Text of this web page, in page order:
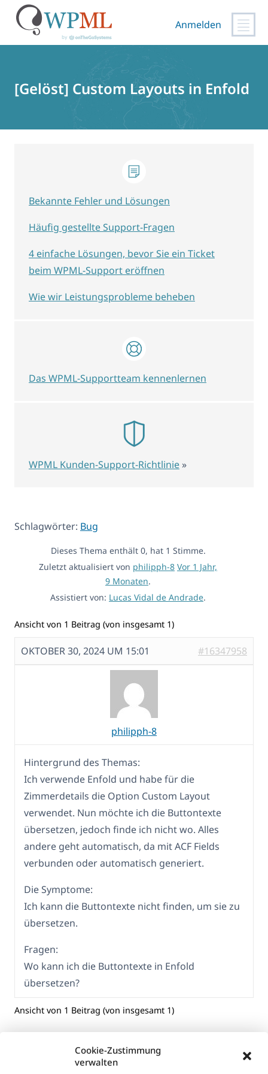
Cookie-Zustimmung
verwalten
Anmelden
[Gelöst] Custom Layouts in Enfold
Schlagwörter: Bug
Dieses Thema enthält 0, hat 1 Stimme.
Zuletzt aktualisiert von philipph-8 Vor 1 Jahr,
9 Monaten.
Assistiert von: Lucas Vidal de Andrade.
Ansicht von 1 Beitrag (von insgesamt 1)
OKTOBER 30, 2024 UM 15:01 #16347958
philipph-8
Hintergrund des Themas:
Ich verwende Enfold und habe für die
Zimmerdetails die Option Custom Layout
verwendet. Nun möchte ich die Buttontexte
übersetzen, jedoch finde ich nicht wo. Alles
andere geht automatisch, da mit ACF Fields
verbunden oder automatisch generiert.
Die Symptome:
Ich kann die Buttontexte nicht finden, um sie zu
übersetzen.
Fragen:
Wo kann ich die Buttontexte in Enfold
übersetzen?
Ansicht von 1 Beitrag (von insgesamt 1)
Bekannte Fehler und Lösungen
Häufig gestellte Support-Fragen
4 einfache Lösungen, bevor Sie ein Ticket
beim WPML-Support eröffnen
Wie wir Leistungsprobleme beheben
Das WPML-Supportteam kennenlernen
WPML Kunden-Support-Richtlinie »